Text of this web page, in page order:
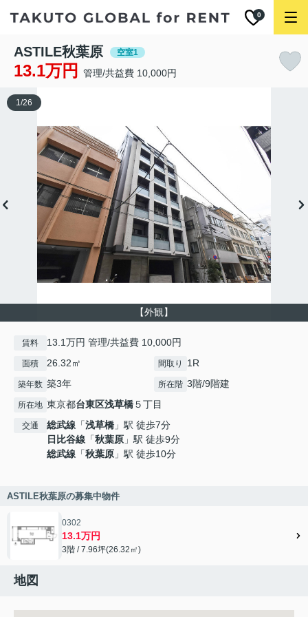
0
ASTILE秋葉原 空室1
13.1万円 管理/共益費 10,000円
【外観】
1/26
賃料 13.1万円 管理/共益費 10,000円
面積 26.32㎡ 間取り 1R
築年数 築3年 所在階 3階/9階建
所在地 東京都台東区浅草橋５丁目
交通 総武線 「浅草橋 」駅 徒歩7分
日比谷線 「秋葉原 」駅 徒歩9分
総武線 「秋葉原 」駅 徒歩10分
ASTILE秋葉原の募集中物件
0302
13.1万円
3階 / 7.96坪(26.32㎡)
地図